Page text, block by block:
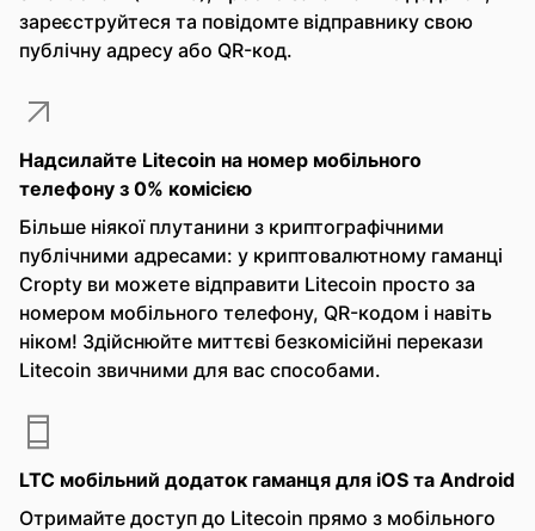
зареєструйтеся та повідомте відправнику свою
публічну адресу або QR-код.
Надсилайте Litecoin на номер мобільного
телефону з 0% комісією
Більше ніякої плутанини з криптографічними
публічними адресами: у криптовалютному гаманці
Cropty ви можете відправити Litecoin просто за
номером мобільного телефону, QR-кодом і навіть
ніком! Здійснюйте миттєві безкомісійні перекази
Litecoin звичними для вас способами.
LTC мобільний додаток гаманця для iOS та Android
Отримайте доступ до Litecoin прямо з мобільного